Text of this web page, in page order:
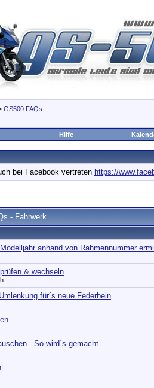
GS500 FAQs
Hilfe
bei Facebook vertreten https://
- Fahrwerk
anhand von Rahmennummer
& wechseln
für´s neue Federbein
- So wird´s gemacht